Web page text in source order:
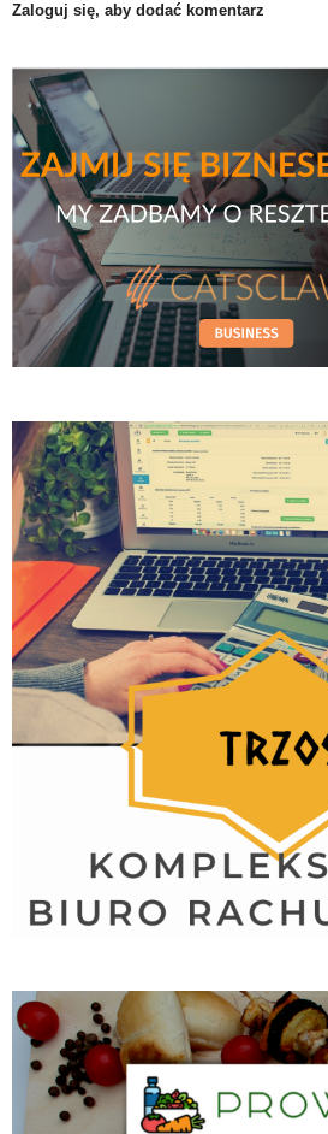
Zaloguj się, aby dodać komentarz